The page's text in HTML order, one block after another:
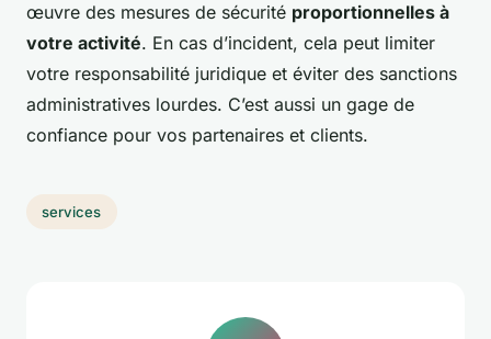
œuvre des mesures de sécurité proportionnelles à
votre activité. En cas d’incident, cela peut limiter
votre responsabilité juridique et éviter des sanctions
administratives lourdes. C’est aussi un gage de
confiance pour vos partenaires et clients.
services